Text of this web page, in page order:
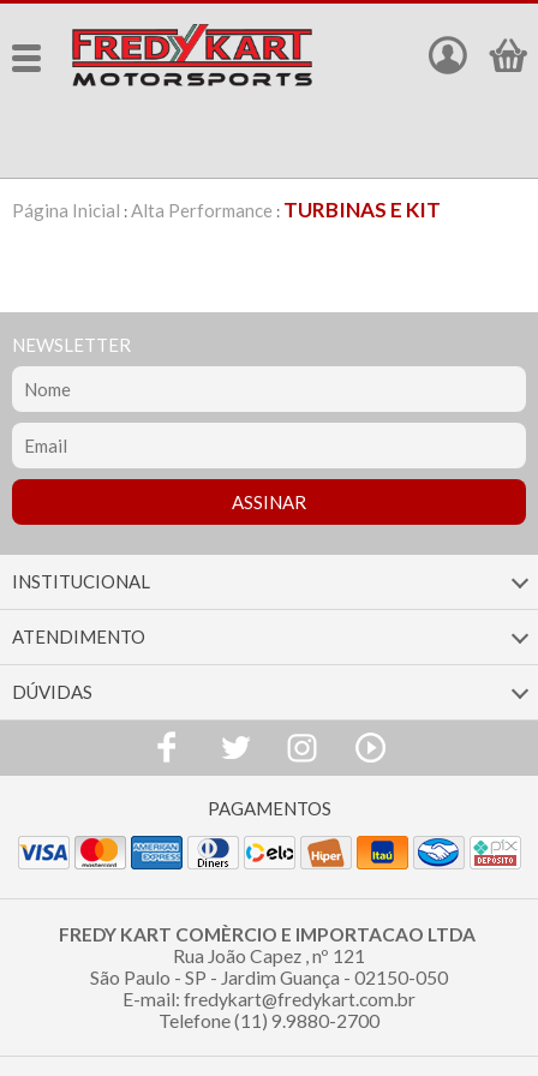
Página Inicial :Alta Performance : TURBINAS E KIT
NEWSLETTER
INSTITUCIONAL
ATENDIMENTO
DÚVIDAS
FREDY KART COMÈRCIO E IMPORTACAO LTDA
Rua João Capez , nº 121
São Paulo - SP - Jardim Guança - 02150-050
E-mail: fredykart@fredykart.com.br
Telefone (11) 9.9880-2700